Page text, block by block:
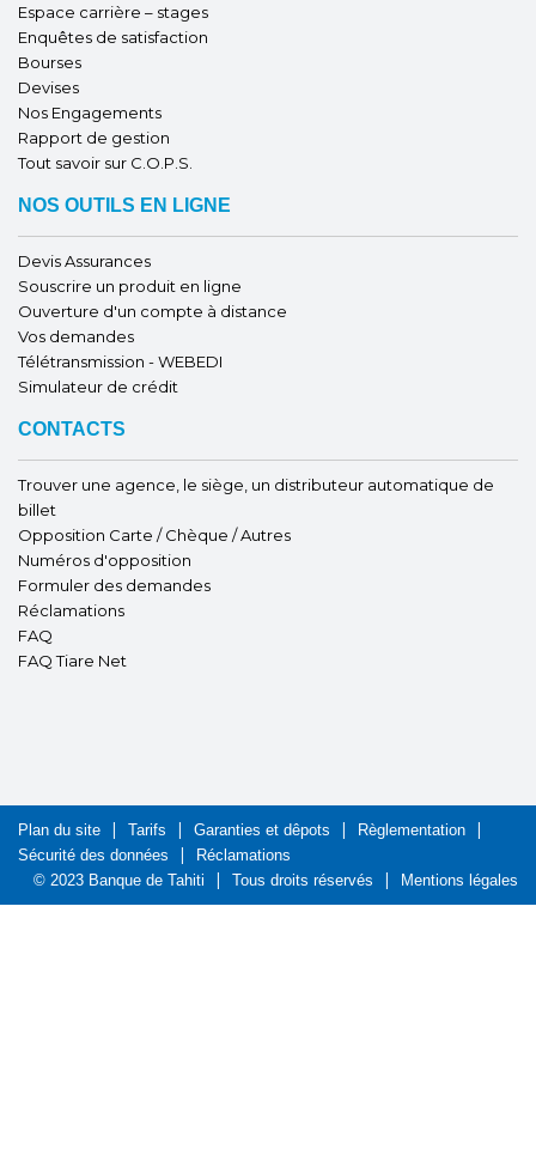
Espace carrière – stages
Enquêtes de satisfaction
Bourses
Devises
Nos Engagements
Rapport de gestion
Tout savoir sur C.O.P.S.
NOS OUTILS EN LIGNE
Devis Assurances
Souscrire un produit en ligne
Ouverture d'un compte à distance
Vos demandes
Télétransmission - WEBEDI
Simulateur de crédit
CONTACTS
Trouver une agence, le siège, un distributeur automatique de
billet
Opposition Carte / Chèque / Autres
Numéros d'opposition
Formuler des demandes
Réclamations
FAQ
FAQ Tiare Net
Plan du site Tarifs Garanties et dêpots
Règlementation
Sécurité des données
Réclamations
© 2023 Banque de Tahiti
Tous droits réservés Mentions légales